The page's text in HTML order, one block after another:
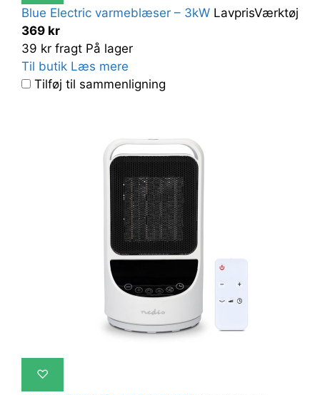
Blue Electric varmeblæser – 3kW LavprisVærktøj
369 kr
39 kr fragt På lager
Til butik Læs mere
Tilføj til sammenligning
♡